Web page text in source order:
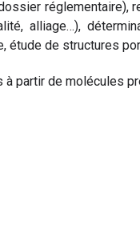
réglementaire),
alliage…),
étude de structures
partir de molécules